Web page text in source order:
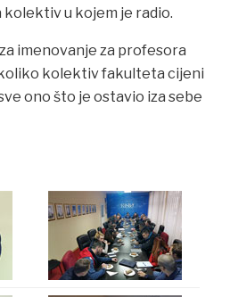
kolektiv u kojem je radio.
imenovanje za profesora
kolektiv fakulteta cijeni
ono što je ostavio iza sebe